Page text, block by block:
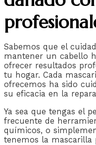
Sabemos que el
mantener un cabello
ofrecer resultados
tu hogar. Cada
ofrecemos ha sido
su eficacia en la
Ya sea que tengas el
frecuente de
químicos, o
tenemos la mascarilla